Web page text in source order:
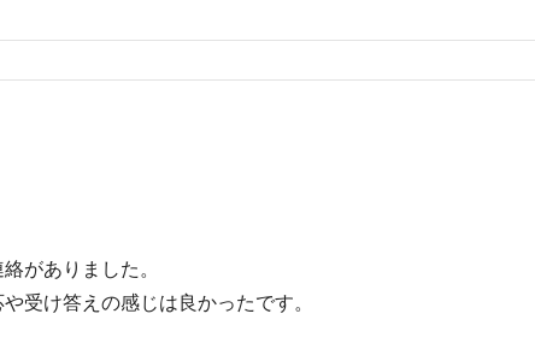
がありました。
受け答えの感じは良かったです。